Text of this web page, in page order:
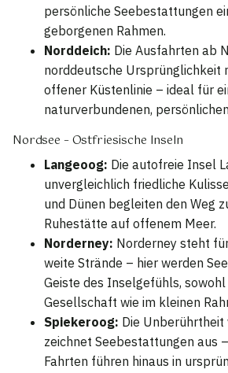
persönliche Seebestattungen
geborgenen Rahmen.
Norddeich: Die Ausfahrten ab
norddeutsche Ursprünglichkeit
offener Küstenlinie – ideal für
naturverbundenen,
Nordsee – Ostfriesische Inseln
Langeoog: Die autofreie Insel
unvergleichlich friedliche
und Dünen begleiten den Weg
Ruhestätte auf offenem Meer.
Norderney: Norderney steht
weite Strände – hier werden
Geiste des Inselgefühls,
Gesellschaft wie im kleinen
Spiekeroog: Die Unberührtheit
zeichnet Seebestattungen aus
Fahrten führen hinaus in